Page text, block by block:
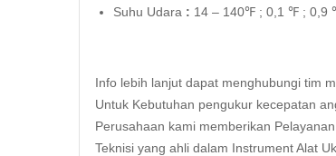
Suhu Udara : 14 – 140℉ ; 0,1 ℉ ;
Info lebih lanjut dapat menghubungi tim
Untuk Kebutuhan pengukur kecepatan
Perusahaan kami memberikan
Teknisi yang ahli dalam Instrument Alat